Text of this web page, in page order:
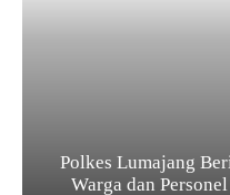
Polkes Lumajang
Warga dan